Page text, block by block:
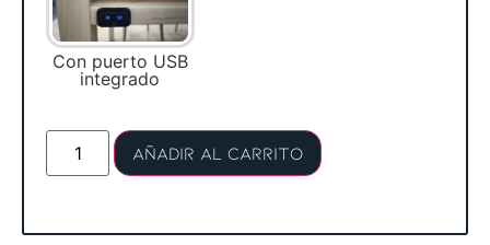
Con puerto USB
integrado
Añadir al carrito